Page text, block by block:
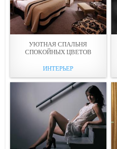
УЮТНАЯ СПАЛЬНЯ
СПОКОЙНЫХ ЦВЕТOВ
ИНТЕРЬЕР